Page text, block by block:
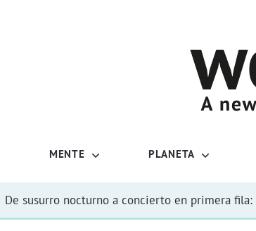
MENTE PLANETA
De susurro nocturno a concierto en primera